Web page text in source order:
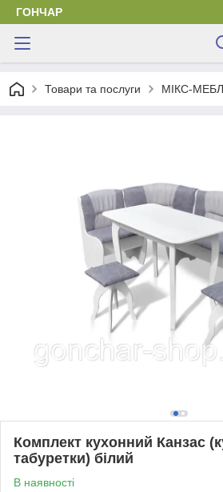
ГОНЧАР
Товари та послуги МІКС-
Комплект кухонний Канзас
табуретки) білий
В наявності